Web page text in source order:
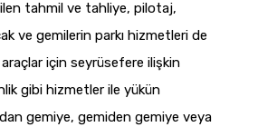
tahmil ve tahliye, pilotaj,
ve gemilerin parkı hizmetleri de
için seyrüsefere ilişkin
gibi hizmetler ile yükün
gemiye, gemiden gemiye veya